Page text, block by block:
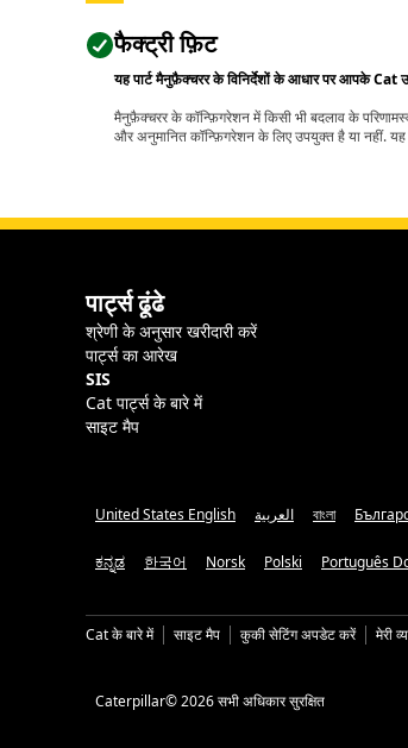
फैक्ट्री फ़िट
यह पार्ट मैनुफ़ैक्चरर के विनिर्देशों के आधार पर आपके Cat
मैनुफ़ैक्चरर के कॉन्फ़िगरेशन में किसी भी बदलाव के
और अनुमानित कॉन्फ़िगरेशन के लिए उपयुक्त है या नहीं. यह
पार्ट्स ढूंढे
श्रेणी के अनुसार खरीदारी करें
पार्ट्स का आरेख
SIS
Cat पार्ट्स के बारे में
साइट मैप
United States English العربية বাংলা
ಕನ್ನಡ 한국어 Norsk Polski Português
Cat के बारे में साइट मैप कुकी सेटिंग अपडेट करें मेरी
Caterpillar© 2026 सभी अधिकार सुरक्षित